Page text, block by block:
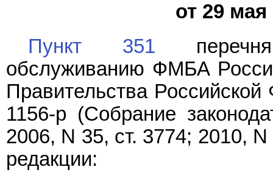
от 29 мая
Пункт 351
обслуживанию ФМБА
Правительства Российской
1156-р (Собрание
2006, N 35, ст. 3774; 2010,
редакции: